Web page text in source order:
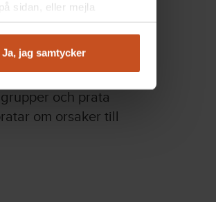
sidan, eller mejla
Ja, jag samtycker
och prata
om orsaker till